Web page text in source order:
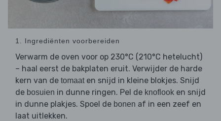
1. Ingrediënten voorbereiden
Verwarm de oven voor op 230°C (210°C hetelucht)
– haal eerst de bakplaten eruit. Verwijder de harde
kern van de tomaat en snijd in kleine blokjes. Snijd
de bosuien in dunne ringen. Pel de knoflook en snijd
in dunne plakjes. Spoel de bonen af in een zeef en
laat uitlekken.